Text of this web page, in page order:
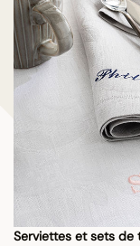
Serviettes et sets de